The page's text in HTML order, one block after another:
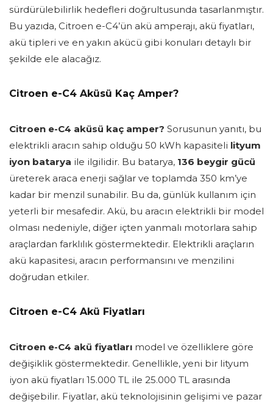
sürdürülebilirlik hedefleri doğrultusunda tasarlanmıştır.
Bu yazıda, Citroen e-C4’ün akü amperajı, akü fiyatları,
akü tipleri ve en yakın akücü gibi konuları detaylı bir
şekilde ele alacağız.
Citroen e-C4 Aküsü Kaç Amper?
Citroen e-C4 aküsü kaç amper? Sorusunun yanıtı, bu
elektrikli aracın sahip olduğu 50 kWh kapasiteli lityum
iyon batarya ile ilgilidir. Bu batarya, 136 beygir gücü
üreterek araca enerji sağlar ve toplamda 350 km’ye
kadar bir menzil sunabilir. Bu da, günlük kullanım için
yeterli bir mesafedir. Akü, bu aracın elektrikli bir model
olması nedeniyle, diğer içten yanmalı motorlara sahip
araçlardan farklılık göstermektedir. Elektrikli araçların
akü kapasitesi, aracın performansını ve menzilini
doğrudan etkiler.
Citroen e-C4 Akü Fiyatları
Citroen e-C4 akü fiyatları model ve özelliklere göre
değişiklik göstermektedir. Genellikle, yeni bir lityum
iyon akü fiyatları 15.000 TL ile 25.000 TL arasında
değişebilir. Fiyatlar, akü teknolojisinin gelişimi ve pazar